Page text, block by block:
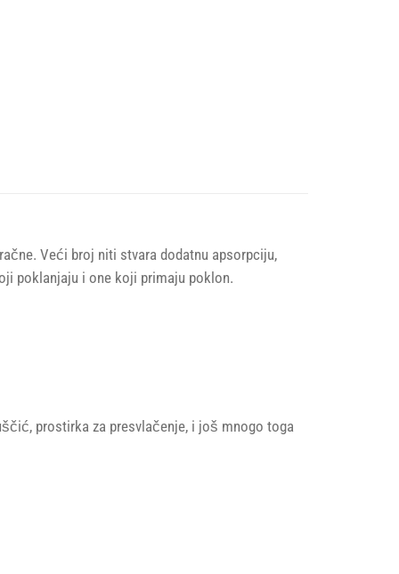
Veći broj niti stvara dodatnu apsorpciju,
poklanjaju i one koji primaju poklon.
prostirka za presvlačenje, i još mnogo toga